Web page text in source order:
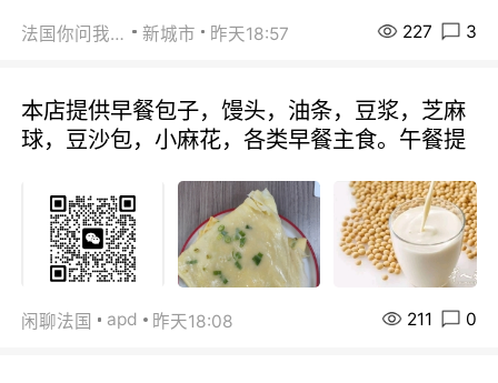
法国你问我答 新城市 昨天18:57 227 3
本店提供早餐包子，馒头，油条，豆浆，芝麻
球，豆沙包，小麻花，各类早餐主食。午餐提
闲聊法国 apd 昨天18:08 211 0